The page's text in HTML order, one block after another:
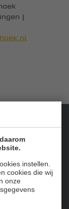
instellen.
cookies die wij
onze
|